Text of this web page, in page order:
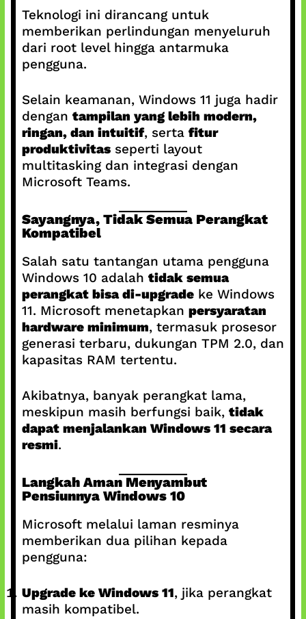
Teknologi ini dirancang untuk
memberikan perlindungan menyeluruh
dari root level hingga antarmuka
pengguna.
Selain keamanan, Windows 11 juga hadir
dengan tampilan yang lebih modern,
ringan, dan intuitif, serta fitur
produktivitasseperti layout
multitasking dan integrasi dengan
Microsoft Teams.
Sayangnya, Tidak Semua Perangkat
Kompatibel
Salah satu tantangan utama pengguna
Windows 10 adalah tidak semua
perangkat bisa di-upgradeke Windows
11. Microsoft menetapkan persyaratan
hardware minimum, termasuk prosesor
generasi terbaru, dukungan TPM 2.0, dan
kapasitas RAM tertentu.
Akibatnya, banyak perangkat lama,
meskipun masih berfungsi baik, tidak
dapat menjalankan Windows 11 secara
resmi.
Langkah Aman Menyambut
Pensiunnya Windows 10
Microsoft melalui laman resminya
memberikan dua pilihan kepada
pengguna:
Upgrade ke Windows 11, jika perangkat
masih kompatibel.